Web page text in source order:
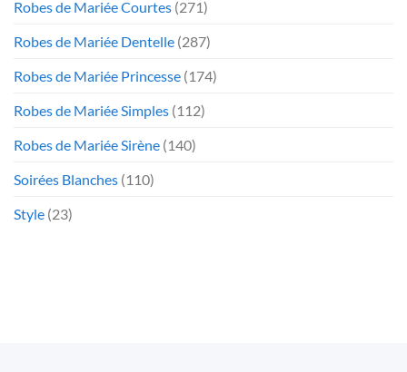
Robes de Mariée Courtes (271)
Robes de Mariée Dentelle (287)
Robes de Mariée Princesse (174)
Robes de Mariée Simples (112)
Robes de Mariée Sirène (140)
Soirées Blanches (110)
Style (23)